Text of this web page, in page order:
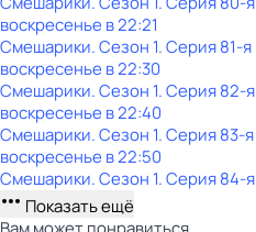
воскресенье в22:21
Смешарики. Сезон 1. Серия 81-я
воскресенье в22:30
Смешарики. Сезон 1. Серия 82-я
воскресенье в22:40
Смешарики. Сезон 1. Серия 83-я
воскресенье в22:50
Смешарики. Сезон 1. Серия 84-я
Показать ещё